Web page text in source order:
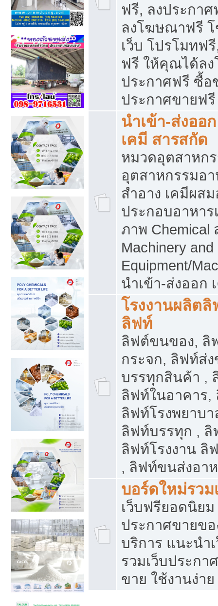
ฟรี, ลงประกา
ลงโฆษณาฟรี
เว็บ โปรโมทฟ
ฟรี ให้คุณได้ล
ประกาศฟรี ซื้อ
ประกาศขายฟรี
นำเข้า-ส่งออ
เคมี สารสกัด
หมวดอุตสาหก
อุตสาหกรรมอา
สำอาง เคมีผส
ประกอบอาหาร
ภาพ Chemical
Machinery
Equipment/
นำเข้า-ส่งออก
โรงงานผลิต
ลิฟท์
ลิฟต์ขนของ, ลิ
กระจก, ลิฟท์ส่
บรรทุกสินค้า ,
ลิฟท์ในอาคาร,
ลิฟท์โรงพยาบ
ลิฟท์บรรทุก ,
ลิฟท์โรงงาน ลิ
, ลิฟท์ขนส่งอา
บอร์ดใหม่รว
เว็บฟรียอดนิย
ประกาศขายข
บริการ แนะนำ
รวมเว็บประกา
ขาย ใช้งานง่าย